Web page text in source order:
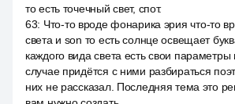
то есть точечный свет, спот.
63: Что-то вроде фонарика эрия что-то
света и son то есть солнце освещает
каждого вида света есть свои
случае придётся с ними разбираться
них не рассказал. Последняя тема это